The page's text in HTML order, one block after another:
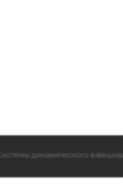
Cистемы динамического